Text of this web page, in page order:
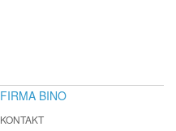
FIRMA BINO
KONTAKT